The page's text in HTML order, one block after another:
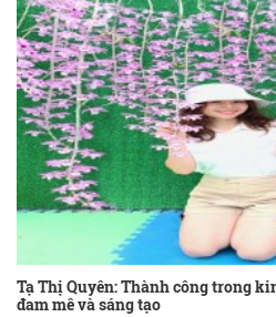
Tạ Thị Quyên: Thành công trong
đam mê và sáng tạo